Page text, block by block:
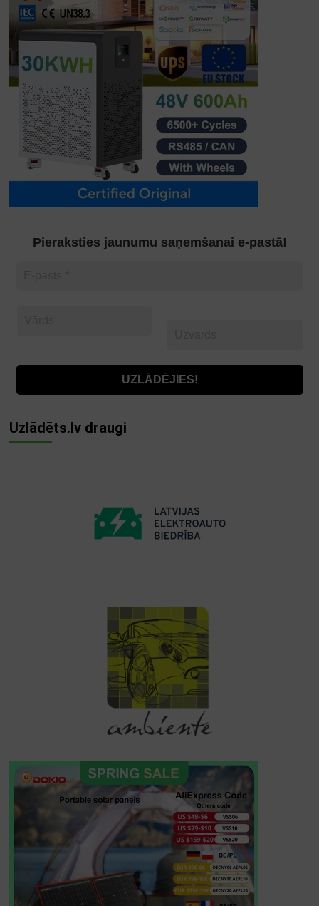
Pieraksties jaunumu saņemšanai e-pastā!
Uzlādēts.lv draugi